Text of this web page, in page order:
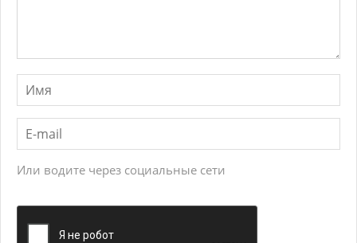
Или водите через социальные сети